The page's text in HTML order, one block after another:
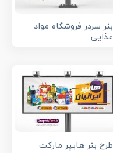
بنر سردر فروشگاه مواد
غذایی
طرح بنر هایپر مارکت